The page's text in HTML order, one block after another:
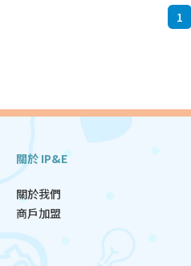
1
關於 IP&E
關於我們
商戶加盟